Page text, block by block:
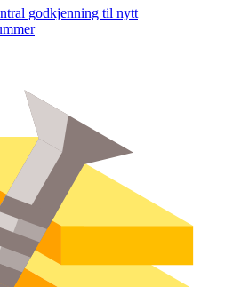
godkjenning til nytt